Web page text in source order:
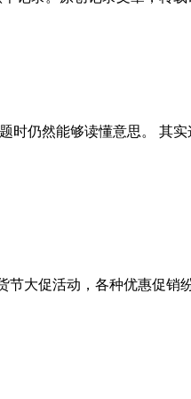
仍然能够读懂意思。 其
大促活动，各种优惠促